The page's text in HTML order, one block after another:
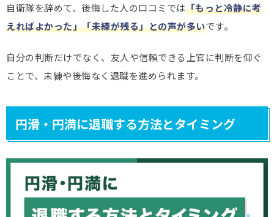
自衛隊を辞めて、後悔した人の口コミでは「もっと冷静に考
えればよかった」「未練が残る」との声が多いです。
自分の判断だけでなく、友人や信頼できる上官に判断を仰ぐ
ことで、未練や後悔なく退職を進められます。
円滑・円満に退職する方法とタイミング